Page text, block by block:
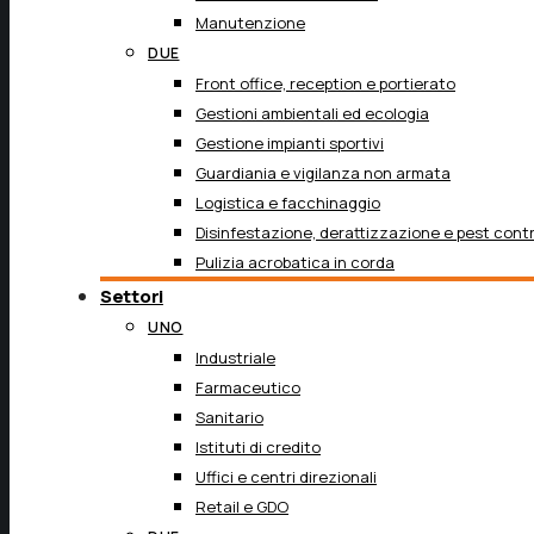
Manutenzione
DUE
Front office, reception e portierato
Gestioni ambientali ed ecologia
Gestione impianti sportivi
Guardiania e vigilanza non armata
Logistica e facchinaggio
Disinfestazione, derattizzazione e pest
Pulizia acrobatica in corda
Settori
UNO
Industriale
Farmaceutico
Sanitario
Istituti di credito
Uffici e centri direzionali
Retail e GDO